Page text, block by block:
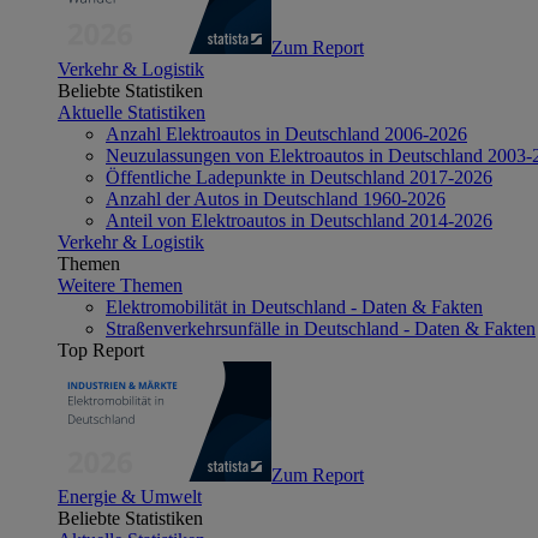
Zum Report
Verkehr & Logistik
Beliebte Statistiken
Aktuelle Statistiken
Anzahl Elektroautos in Deutschland 2006-2026
Neuzulassungen von Elektroautos in Deutschland 2003-
Öffentliche Ladepunkte in Deutschland 2017-2026
Anzahl der Autos in Deutschland 1960-2026
Anteil von Elektroautos in Deutschland 2014-2026
Verkehr & Logistik
Themen
Weitere Themen
Elektromobilität in Deutschland - Daten & Fakten
Straßenverkehrsunfälle in Deutschland - Daten & Fakten
Top Report
Zum Report
Energie & Umwelt
Beliebte Statistiken